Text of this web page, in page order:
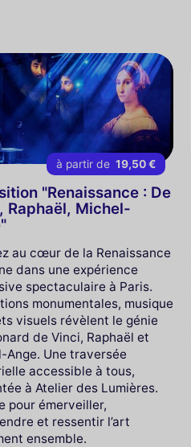
à partir de 19,50 €
"Renaissance : De
Raphaël, Michel-
au cœur de la Renaissance
dans une expérience
spectaculaire à Paris.
monumentales, musique
visuels révèlent le génie
de Vinci, Raphaël et
Ange. Une traversée
accessible à tous,
à Atelier des Lumières.
pour émerveiller,
et ressentir l’art
ensemble.